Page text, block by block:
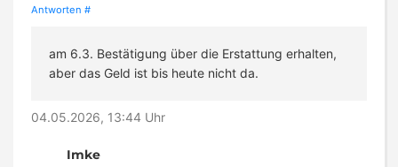
Antworten #
am 6.3. Bestätigung über die Erstattung erhalten,
aber das Geld ist bis heute nicht da.
04.05.2026, 13:44 Uhr
Imke